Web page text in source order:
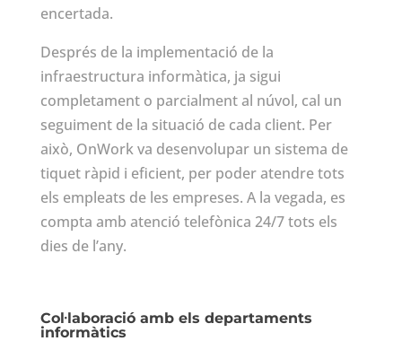
encertada.
Després de la implementació de la
infraestructura informàtica, ja sigui
completament o parcialment al núvol, cal un
seguiment de la situació de cada client. Per
això, OnWork va desenvolupar un sistema de
tiquet ràpid i eficient, per poder atendre tots
els empleats de les empreses. A la vegada, es
compta amb atenció telefònica 24/7 tots els
dies de l’any.
Col·laboració amb els departaments
informàtics